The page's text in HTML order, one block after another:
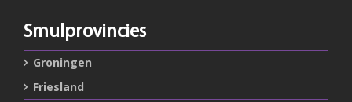
Smulprovincies
Groningen
Friesland